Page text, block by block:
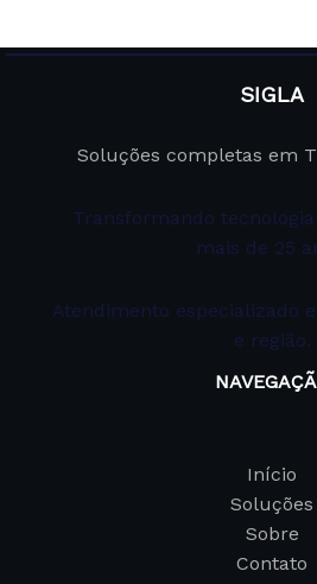
SIGLA
Soluções completas em
Transformando
mais de 25
Atendimento especializado
e região.
Início
Soluções
Sobre
Contato